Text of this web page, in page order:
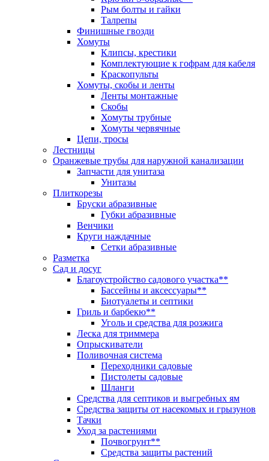
Рым болты и гайки
Талрепы
Финишные гвозди
Хомуты
Клипсы, крестики
Комплектующие к гофрам для кабеля
Краскопульты
Хомуты, скобы и ленты
Ленты монтажные
Скобы
Хомуты трубные
Хомуты червячные
Цепи, тросы
Лестницы
Оранжевые трубы для наружной канализации
Запчасти для унитаза
Унитазы
Плиткорезы
Бруски абразивные
Губки абразивные
Венчики
Круги наждачные
Сетки абразивные
Разметка
Сад и досуг
Благоустройство садового участка**
Бассейны и аксессуары**
Биотуалеты и септики
Гриль и барбекю**
Уголь и средства для розжига
Леска для триммера
Опрыскиватели
Поливочная система
Переходники садовые
Пистолеты садовые
Шланги
Средства для септиков и выгребных ям
Средства защиты от насекомых и грызунов
Тачки
Уход за растениями
Почвогрунт**
Средства защиты растений